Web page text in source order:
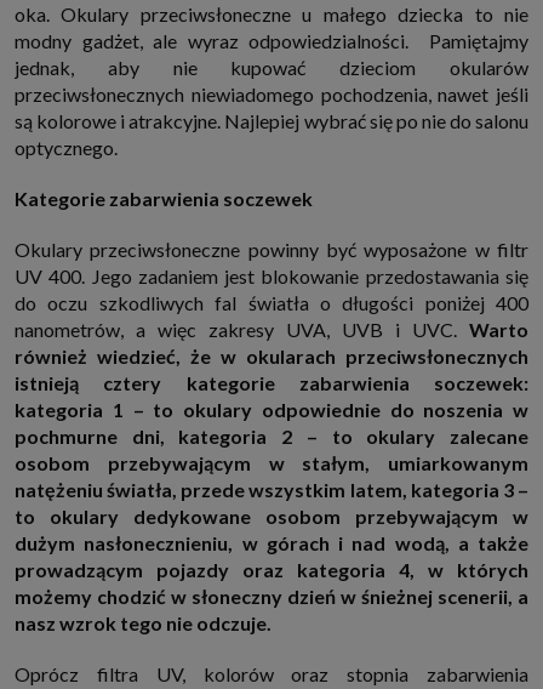
oka. Okulary przeciwsłoneczne u małego dziecka to nie
modny gadżet, ale wyraz odpowiedzialności. Pamiętajmy
jednak, aby nie kupować dzieciom okularów
przeciwsłonecznych niewiadomego pochodzenia, nawet jeśli
są kolorowe i atrakcyjne. Najlepiej wybrać się po nie do salonu
optycznego.
Kategorie zabarwienia soczewek
Okulary przeciwsłoneczne powinny być wyposażone w filtr
UV 400. Jego zadaniem jest blokowanie przedostawania się
do oczu szkodliwych fal światła o długości poniżej 400
nanometrów, a więc zakresy UVA, UVB i UVC. Warto
również wiedzieć, że w okularach przeciwsłonecznych
istnieją cztery kategorie zabarwienia soczewek:
kategoria 1 – to okulary odpowiednie do noszenia w
pochmurne dni, kategoria 2 – to okulary zalecane
osobom przebywającym w stałym, umiarkowanym
natężeniu światła, przede wszystkim latem, kategoria 3 –
to okulary dedykowane osobom przebywającym w
dużym nasłonecznieniu, w górach i nad wodą, a także
prowadzącym pojazdy oraz kategoria 4, w których
możemy chodzić w słoneczny dzień w śnieżnej scenerii, a
nasz wzrok tego nie odczuje.
Oprócz filtra UV, kolorów oraz stopnia zabarwienia